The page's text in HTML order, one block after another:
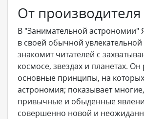
От производителя
В "Занимательной астрономии"
в своей обычной
знакомит читателей с
космосе, звездах и планетах. Он
основные принципы, на которых
астрономия; показывает
привычные и обыденные
совершенно новой и